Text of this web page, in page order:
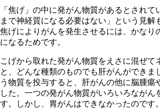
「焦げ」の中に発がん物質があるとされて
まで神経質になる必要はない」という見解
焦げによりがんを発生させるには、かなり
になるためです。
こげから取れた発がん物質をえさに混ぜて
と、どんな種類のものでも肝がんができま
う物質を投与すると、肝がんの他に脳腫瘍
した。一つの発がん物質がいろいろながん
す。しかし、胃がんはできなかったのです。